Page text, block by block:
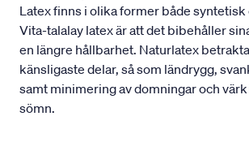
Latex finns i olika former både syntetisk
Vita-talalay latex är att det bibehåller
en längre hållbarhet. Naturlatex
känsligaste delar, så som ländrygg,
samt minimering av domningar och
sömn.